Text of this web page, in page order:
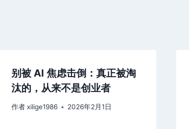
别被 AI 焦虑击倒：真正被淘
汰的，从来不是创业者
作者 xilige1986 2026年2月1日